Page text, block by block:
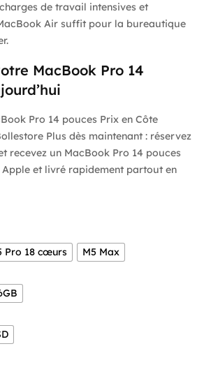
de travail intensives et
Air suffit pour la bureautique
MacBook Pro 14
Pro 14 pouces Prix en Côte
Plus dès maintenant : réservez
recevez un MacBook Pro 14 pouces
et livré rapidement partout en
Pro 18 cœurs
M5 Max